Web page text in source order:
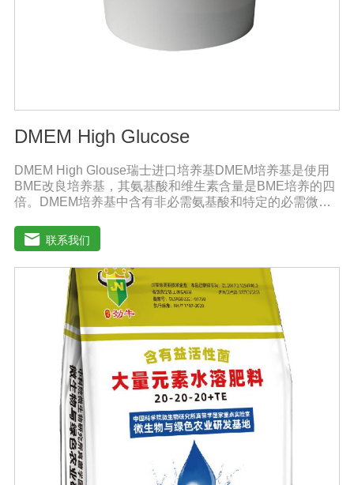
量为1000 mg/L，高糖DMEM培养基葡萄糖的含量为4500
mg/L。DMEM早期是用来培养鼠胚胎细胞。
DMEM High Glucose
DMEM High Glouse瑞士进口培养基DMEM培养基是使用
BME改良培养基，其氨基酸和维生素含量是BME培养的四
倍。DMEM培养基中含有非必需氨基酸和特定的必需微量
基葡萄糖的含量为1000 mg/L，高糖DMEM培养基葡萄糖的
含量为4500 mg/L。DMEM早期用来培养鼠胚胎细胞。如今
DMEM培养基广泛应用于普通和转化的鼠细胞和鸡细胞的
无血清培养
联系我们